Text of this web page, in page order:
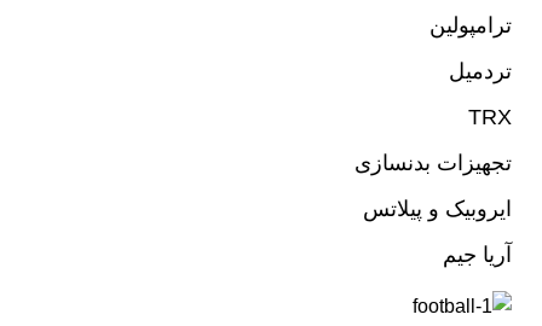
ترامپولین
تردمیل
TRX
تجهیزات بدنسازی
ایروبیک و پیلاتس
آریا جیم